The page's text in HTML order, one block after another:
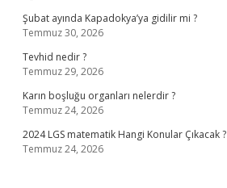
Şubat ayında Kapadokya’ya gidilir mi ?
Temmuz 30, 2026
Tevhid nedir ?
Temmuz 29, 2026
Karın boşluğu organları nelerdir ?
Temmuz 24, 2026
2024 LGS matematik Hangi Konular Çıkacak ?
Temmuz 24, 2026